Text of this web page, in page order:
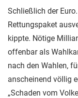
Schließlich der
Rettungspaket
kippte. Nötige
offenbar als
nach den Wahlen,
anscheinend völlig
„Schaden vom